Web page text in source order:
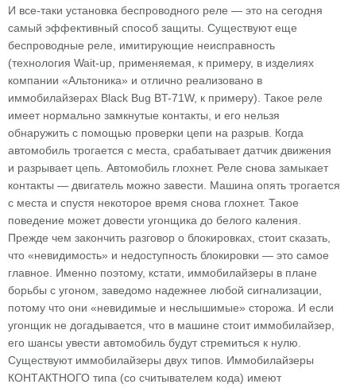
И все-таки установка беспроводного реле — это на сегодня
самый эффективный способ защиты. Существуют еще
беспроводные реле, имитирующие неисправность
(технология Wait-up, применяемая, к примеру, в изделиях
компании «Альтоника» и отлично реализовано в
иммобилайзерах Black Bug BT-71W, к примеру). Такое реле
имеет нормально замкнутые контакты, и его нельзя
обнаружить с помощью проверки цепи на разрыв. Когда
автомобиль трогается с места, срабатывает датчик движения
и разрывает цепь. Автомобиль глохнет. Реле снова замыкает
контакты — двигатель можно завести. Машина опять трогается
с места и спустя некоторое время снова глохнет. Такое
поведение может довести угонщика до белого каления.
Прежде чем закончить разговор о блокировках, стоит сказать,
что «невидимость» и недоступность блокировки — это самое
главное. Именно поэтому, кстати, иммобилайзеры в плане
борьбы с угоном, заведомо надежнее любой сигнализации,
потому что они «невидимые и неслышимые» сторожа. И если
угонщик не догадывается, что в машине стоит иммобилайзер,
его шансы увести автомобиль будут стремиться к нулю.
Существуют иммобилайзеры двух типов. Иммобилайзеры
КОНТАКТНОГО типа (со считывателем кода) имеют